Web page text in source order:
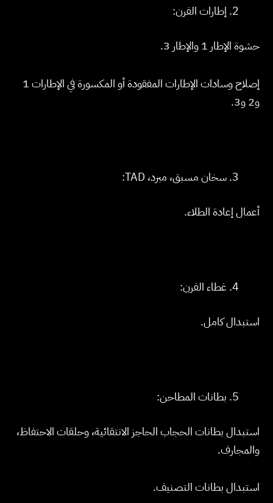
إطارات الفرن:
حشوة الإطار 1 والإطار 3.
إصلاح وسادات الإطارات المفقودة أو المكسورة في الإطارات 1
و2 و3.
سخان مسبق، مبرد، TAD:
أعمال إعادة الطلاء.
غطاء الفرن:
استبدال كامل.
بطانات المطاحن:
استبدال بطانات الحجاب الحاجز الانتقائية، وحلقات الاحتفاظ،
والمجارف.
استبدال بطانات التصنيف.